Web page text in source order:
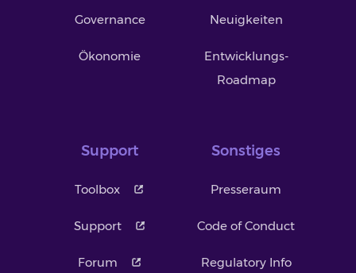
Governance
Ökonomie
Neuigkeiten
Entwicklungs-
Roadmap
Support
Toolbox
Support
Forum
Sonstiges
Presseraum
Code of Conduct
Regulatory Info